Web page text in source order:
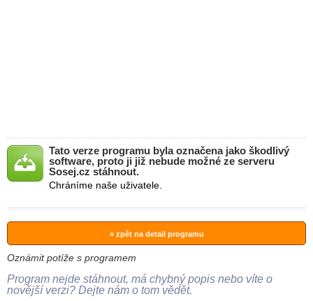
Tato verze programu byla označena jako škodlivý
software, proto ji již nebude možné ze serveru
Sosej.cz stáhnout.
Chráníme naše uživatele.
» zpět na detail programu
Oznámit potíže s programem
Program nejde stáhnout, má chybný popis nebo víte o
novější verzi? Dejte nám o tom vědět.